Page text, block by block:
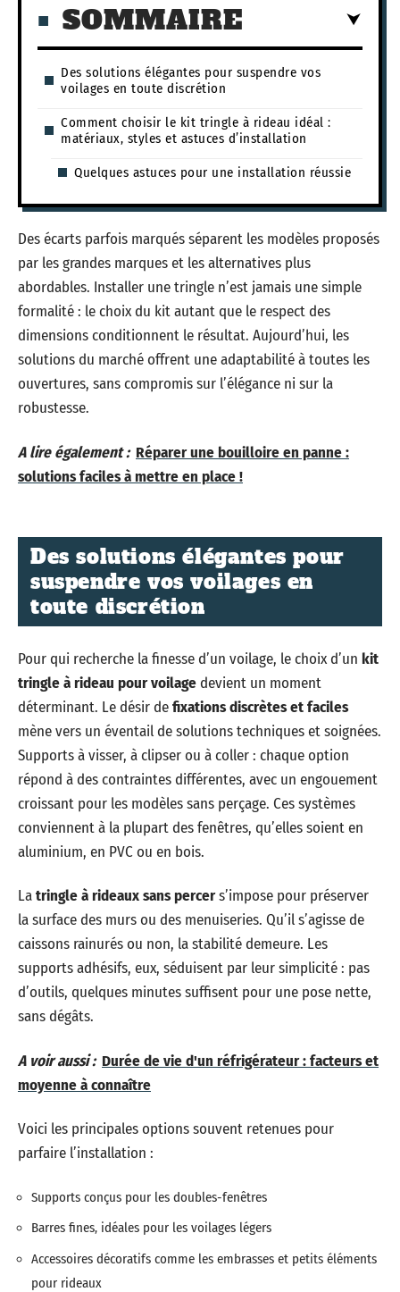
SOMMAIRE
Des solutions élégantes pour suspendre vos
voilages en toute discrétion
Comment choisir le kit tringle à rideau idéal :
matériaux, styles et astuces d’installation
Quelques astuces pour une installation réussie
Des écarts parfois marqués séparent les modèles proposés
par les grandes marques et les alternatives plus
abordables. Installer une tringle n’est jamais une simple
formalité : le choix du kit autant que le respect des
dimensions conditionnent le résultat. Aujourd’hui, les
solutions du marché offrent une adaptabilité à toutes les
ouvertures, sans compromis sur l’élégance ni sur la
robustesse.
A lire également : Réparer une bouilloire en panne :
solutions faciles à mettre en place !
Des solutions élégantes pour
suspendre vos voilages en
toute discrétion
Pour qui recherche la finesse d’un voilage, le choix d’un kit
tringle à rideau pour voilagedevient un moment
déterminant. Le désir defixations discrètes et faciles
mène vers un éventail de solutions techniques et soignées.
Supports à visser, à clipser ou à coller : chaque option
répond à des contraintes différentes, avec un engouement
croissant pour les modèles sans perçage. Ces systèmes
conviennent à la plupart des fenêtres, qu’elles soient en
aluminium, en PVC ou en bois.
Latringle à rideaux sans percers’impose pour préserver
la surface des murs ou des menuiseries. Qu’il s’agisse de
caissons rainurés ou non, la stabilité demeure. Les
supports adhésifs, eux, séduisent par leur simplicité : pas
d’outils, quelques minutes suffisent pour une pose nette,
sans dégâts.
A voir aussi : Durée de vie d'un réfrigérateur : facteurs et
moyenne à connaître
Voici les principales options souvent retenues pour
parfaire l’installation :
Supports conçus pour les doubles-fenêtres
Barres fines, idéales pour les voilages légers
Accessoires décoratifs comme les embrasses et petits éléments
pour rideaux